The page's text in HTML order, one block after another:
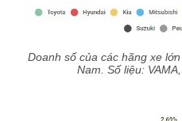
Doanh số của các hãng xe
Nam. Số liệu: